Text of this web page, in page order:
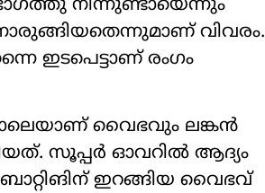
നിന്നുണ്ടായെന്നും
വിവരം.
ഇടപെട്ടാണ് രംഗം
വൈഭവും ലങ്കൻ
സൂപ്പർ ഓവറിൽ ആദ്യം
ഇറങ്ങിയ വൈഭവ്